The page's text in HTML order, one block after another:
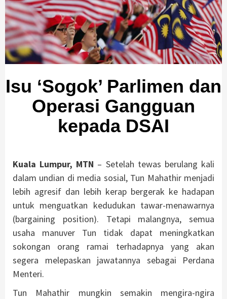
Isu ‘Sogok’ Parlimen dan
Operasi Gangguan
kepada DSAI
Kuala Lumpur, MTN – Setelah tewas berulang kali
dalam undian di media sosial, Tun Mahathir menjadi
lebih agresif dan lebih kerap bergerak ke hadapan
untuk menguatkan kedudukan tawar-menawarnya
(bargaining position). Tetapi malangnya, semua
usaha manuver Tun tidak dapat meningkatkan
sokongan orang ramai terhadapnya yang akan
segera melepaskan jawatannya sebagai Perdana
Menteri.
Tun Mahathir mungkin semakin mengira-ngira